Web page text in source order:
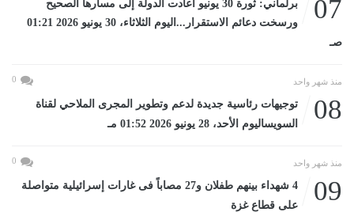
07
برلماني: ثورة 30 يونيو أعادت الدولة إلى مسارها الصحيح
ورسخت دعائم الاستقرار...اليوم الثلاثاء، 30 يونيو 2026 01:21
صـ
منذ شهر واحد 0
08
توجيهات رئاسية جديدة لدعم وتطوير المجرى الملاحي لقناة
السويساليوم الأحد، 28 يونيو 2026 01:52 مـ
منذ شهر واحد 0
09
4 شهداء بينهم طفلان و27 مصاباً فى غارات إسرائيلية متواصلة
على قطاع غزة